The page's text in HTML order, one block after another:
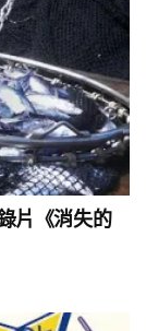
片《消失的